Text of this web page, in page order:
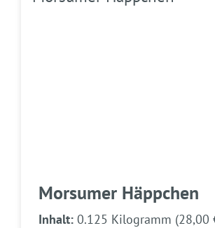
Morsumer Häppchen
Inhalt: 0.125 Kilogramm (28,00